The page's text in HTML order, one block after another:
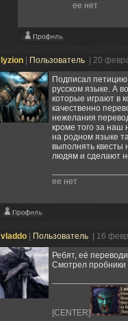
ее нет
lyzion Пользователь | 20
Подписал петицию
русском языке. А
которые играют в
качественно
нежелания
кроме того за наш
на родном языке
выполнять квесты
людям и сделают
ее нет
vladdo Пользователь | 16
Ребят, её
Смотрел пробники
[CENTER]